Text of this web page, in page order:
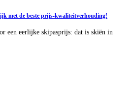
met de beste prijs-kwaliteitverhouding!
een eerlijke skipasprijs: dat is skiën in